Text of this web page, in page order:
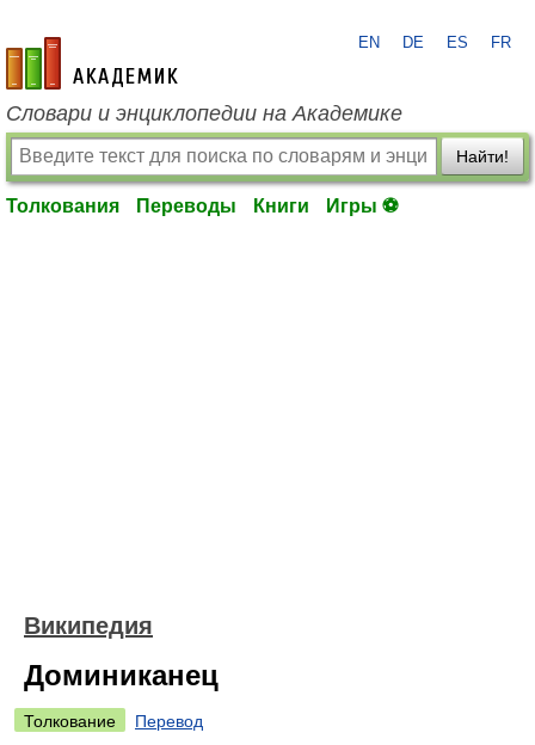
academic.ru
EN DE ES FR
Словари и энциклопедии на Академике
Найти!
Толкования Переводы Книги Игры ⚽
Википедия
Доминиканец
Толкование
Перевод